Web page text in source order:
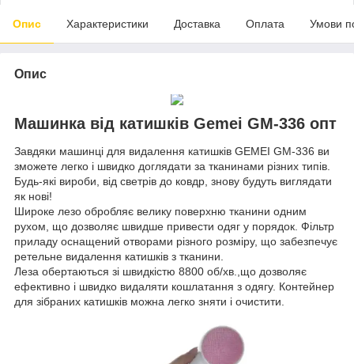
Опис Характеристики Доставка Оплата Умови
Опис
Машинка від катишків Gemei GM-336 опт
Завдяки машинці для видалення катишків GEMEI GM-336 ви
зможете легко і швидко доглядати за тканинами різних типів.
Будь-які вироби, від светрів до ковдр, знову будуть виглядати
як нові!
Широке лезо обробляє велику поверхню тканини одним
рухом, що дозволяє швидше привести одяг у порядок. Фільтр
приладу оснащений отворами різного розміру, що забезпечує
ретельне видалення катишків з тканини.
Леза обертаються зі швидкістю 8800 об/хв.,що дозволяє
ефективно і швидко видаляти кошлатання з одягу. Контейнер
для зібраних катишків можна легко зняти і очистити.